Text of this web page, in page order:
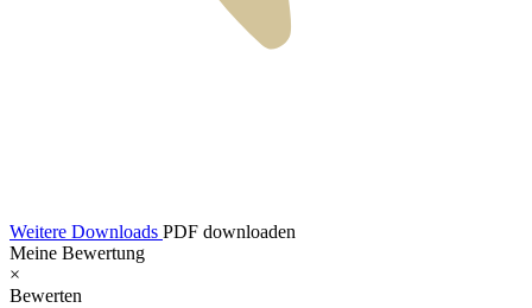
Weitere Downloads PDF downloaden
Meine Bewertung
×
Bewerten